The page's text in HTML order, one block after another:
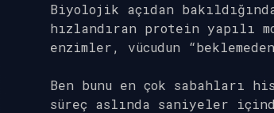
Biyolojik açıdan
hızlandıran protein yapılı
enzimler, vücudun
Ben bunu en çok sabahları
süreç aslında saniyeler